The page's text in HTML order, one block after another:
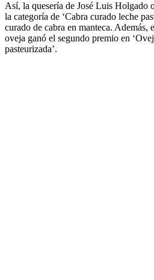
Así, la quesería de José Luis Holgado
la categoría de ‘Cabra curado leche
curado de cabra en manteca. Además,
oveja ganó el segundo premio en
pasteurizada’.